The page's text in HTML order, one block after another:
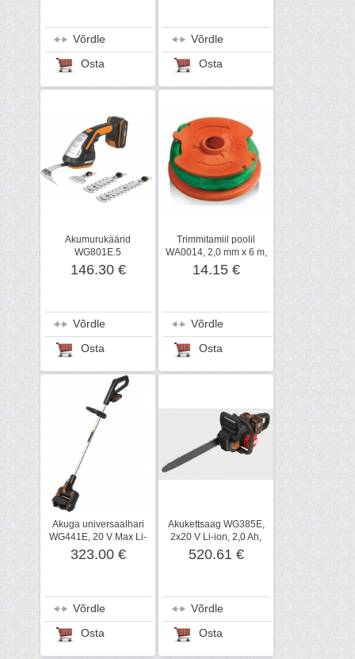
Võrdle
Osta
Võrdle
Osta
Akumurukäärid
WG801E.5
põõsatrimmiteraga 20 V,
Worx
146.30 €
Võrdle
Osta
Trimmitamiil poolil
WA0014, 2,0 mm x 6 m,
Worx
14.15 €
Võrdle
Osta
Akuga universaalhari
WG441E, 20 V Max Li-
ion, 2,0 Ah, Worx
323.00 €
Võrdle
Osta
Akukettsaag WG385E,
2x20 V Li-ion, 2,0 Ah,
Worx
520.61 €
Võrdle
Osta